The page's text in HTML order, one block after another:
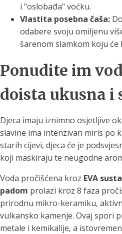
i "oslobađa" voćku.
Vlastita posebna čaša:
odabere svoju omiljenu
šarenom slamkom koju
Ponudite im
doista ukusna i
Djeca imaju iznimno osjetljive
slavine ima intenzivan miris po
starih cijevi, djeca će je
koji maskiraju te neugodne
Voda pročišćena kroz EVA
padom prolazi kroz 8 faza
prirodnu mikro-keramiku,
vulkansko kamenje. Ovaj spori
metale i kemikalije, a